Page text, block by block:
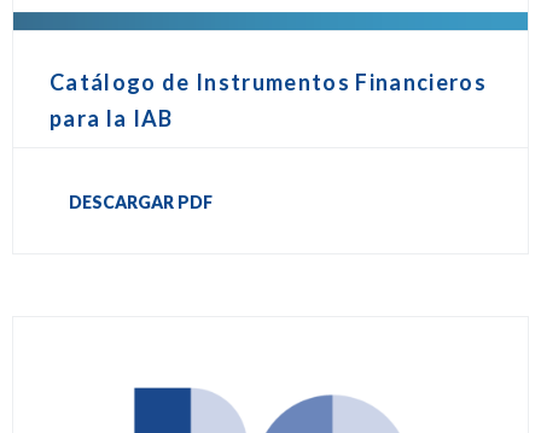
Catálogo de Instrumentos Financieros
para la IAB
DESCARGAR PDF